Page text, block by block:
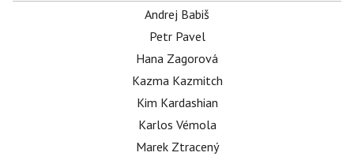
Andrej Babiš
Petr Pavel
Hana Zagorová
Kazma Kazmitch
Kim Kardashian
Karlos Vémola
Marek Ztracený